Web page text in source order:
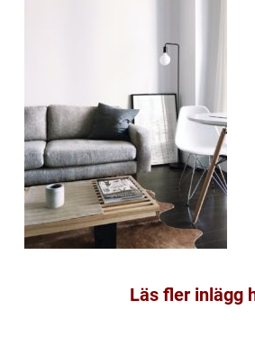
Läs fler inlägg